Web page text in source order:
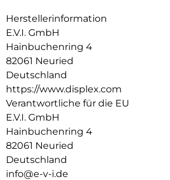
Dank des vollflächig haftenden Edge-
ab – perfekt für sportliche Einsätze, den
stilbewussten Nutzer. Eine High-Tech-
Beschichtung schützt vor störenden
dauerhaft brillante Optik.
Die beiliegende Eco-Montagehilfe aus
macht die Anbringung zum Kinderspiel:
blasenfrei – ohne Werkzeug oder
Produktvorteile im Überblick:
Unzerbrechliches, stoßdämpfendes
3D Edge-to-Edge Kontur für nahtlose
Ultradünn – volle Touch-, Wisch- und
Herstellerinformation
E.V.I. GmbH
Hainbuchenring 4
82061 Neuried
Deutschland
https://www.displex.com
Verantwortliche für die EU
E.V.I. GmbH
Hainbuchenring 4
82061 Neuried
Deutschland
info@e-v-i.de